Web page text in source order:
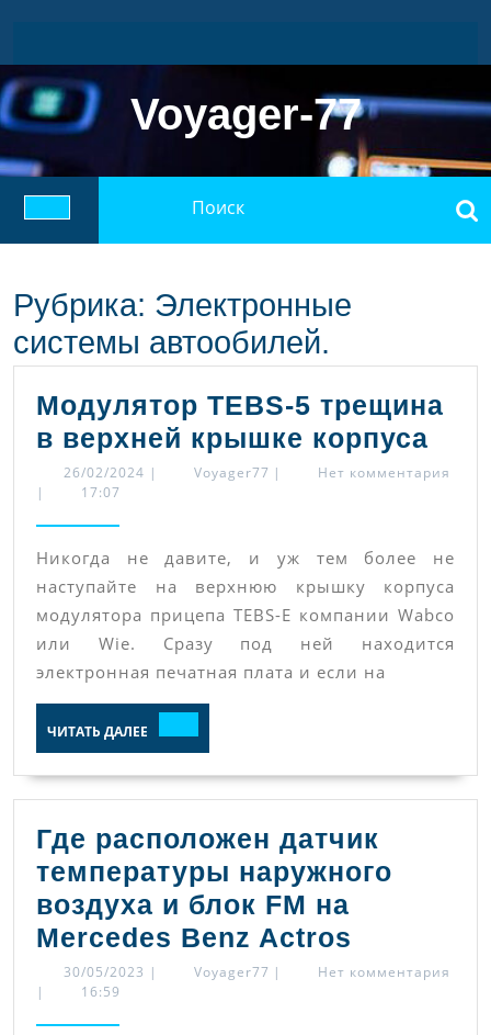
Voyager-77
Кнопка
Открыть
Рубрика: Электронные
системы автообилей.
Модулятор TEBS-5 трещина
в верхней крышке корпуса
в
26/02/2024 26/02/2024
| Voyager77 Voyager77
|
Нет комментария
|
17:07
Никогда не давите, и уж тем более не
наступайте на верхнюю крышку корпуса
модулятора прицепа TEBS-E компании Wabco
или Wie. Сразу под ней находится
электронная печатная плата и если на
ЧИТАТЬ ДАЛЕЕ ДАЛЕЕ
Где расположен датчик
температуры наружного
воздуха и блок FM на
Mercedes Benz Actros
30/05/2023 30/05/2023
| Voyager77 Voyager77
|
Нет комментария
|
16:59